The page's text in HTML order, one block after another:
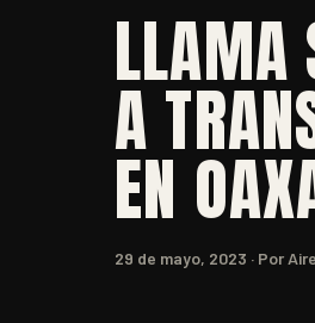
LLAMA
A
EN
29 de mayo, 2023 · Por